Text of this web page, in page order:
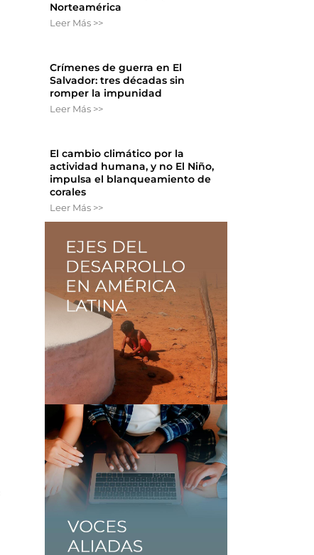
Norteamérica
Leer Más >>
Crímenes de guerra en El
Salvador: tres décadas sin
romper la impunidad
Leer Más >>
El cambio climático por la
actividad humana, y no El Niño,
impulsa el blanqueamiento de
corales
Leer Más >>